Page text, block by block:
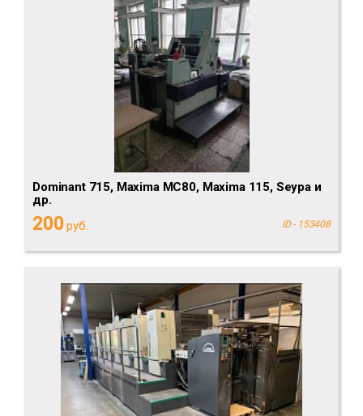
Dominant 715, Maxima MC80, Maxima 115, Seypa и
др.
200 руб. ID - 153408